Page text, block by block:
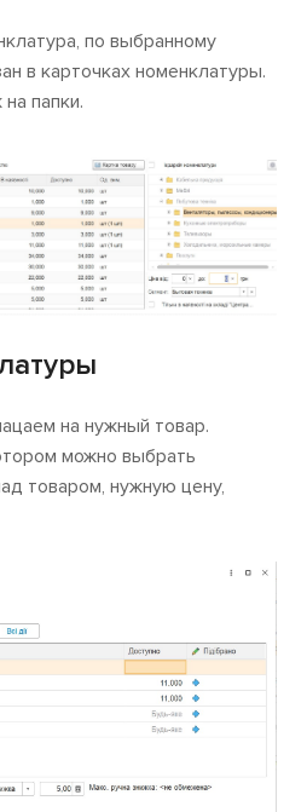
по выбранному
в карточках номенклатуры.
папки.
на нужный товар.
можно выбрать
товаром, нужную цену,